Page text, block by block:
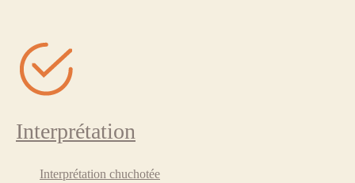
Interprétation
Interprétation chuchotée